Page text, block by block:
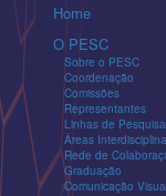
Home
O PESC
Sobre o PESC
Coordenação
Comissões
Representantes
Linhas de Pesquisa
Áreas
Rede de
Graduação
Comunicação